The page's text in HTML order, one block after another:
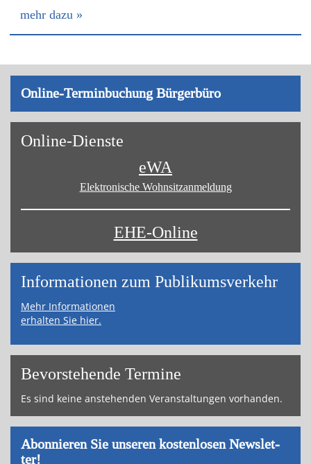
On­line-Ter­min­bu­chung Bür­ger­bü­ro
On­line-Diens­te
eWA
Elektronische Wohnsitz­anmeldung
EHE-Online
Informa­tionen zum Publikums­­verkehr
Mehr Informationen
erhalten Sie hier.
Bevor­ste­hende Ter­mi­ne
Es sind keine an­ste­hen­den Ver­an­stal­tun­gen vor­han­den.
Abon­nie­ren Sie un­se­ren kos­ten­lo­sen News­let­
ter!
mehr dazu »